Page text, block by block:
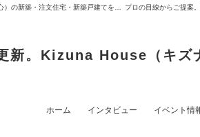
新。Kizuna House（キズ
ホーム インタビュー イベント情